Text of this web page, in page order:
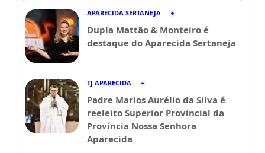
APARECIDA SERTANEJA
Dupla Mattão & Monteiro é
destaque do Aparecida Sertaneja
TJ APARECIDA
Padre Marlos Aurélio da Silva é
reeleito Superior Provincial da
Província Nossa Senhora
Aparecida